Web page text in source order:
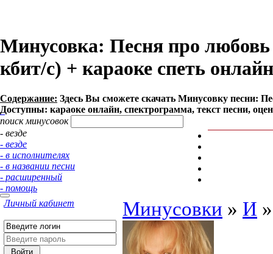
Минусовка: Песня про
кбит/с) + караоке спеть онлайн
Содержание: Здесь Вы сможете cкачать Минусовку песни:
Доступны: караоке онлайн, спектрограмма, текст песни,
поиск минусовок
- везде
- везде
- в исполнителях
- в названии песни
- расширенный
- помощь
Личный кабинет
Минусовки » И